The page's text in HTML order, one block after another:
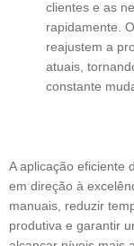
clientes e as
rapidamente.
reajustem a
atuais,
constante
A aplicação eficiente
em direção à
manuais, reduzir
produtiva e garantir